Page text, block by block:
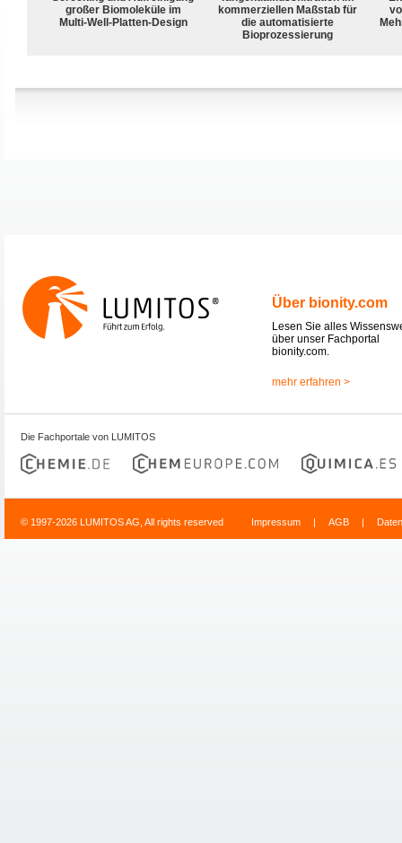
großer Biomoleküle im
Multi-Well-Platten-Design
kommerziellen Maßstab für
die automatisierte
Bioprozessierung
Über bionity.com
Lesen Sie alles
über unser Fachportal
bionity.com.
mehr erfahren >
Die Fachportale von LUMITOS
© 1997-2026 LUMITOS AG, All rights reserved Impressum | AGB |